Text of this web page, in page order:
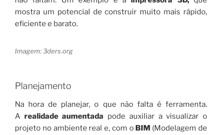
mostra um potencial de construir muito mais rápido,
eficiente e barato.
Imagem: 3ders.org
Planejamento
Na hora de planejar, o que não falta é ferramenta.
A realidade aumentada pode auxiliar a visualizar o
projeto no ambiente real e, com o BIM (Modelagem de